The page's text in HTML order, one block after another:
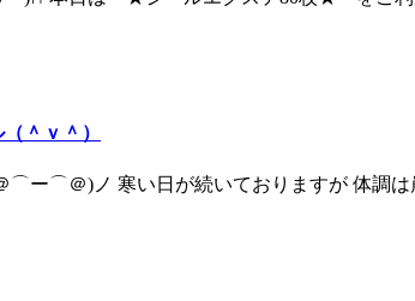
＾ｖ＾）
⌒ー⌒＠)ノ 寒い日が続いておりますが 体調は